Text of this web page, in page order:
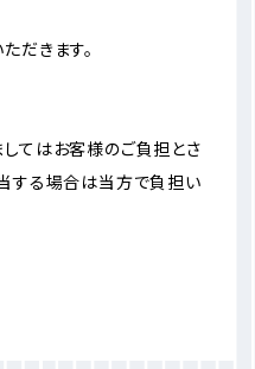
だきます。
てはお客様のご負担とさ
する場合は当方で負担い